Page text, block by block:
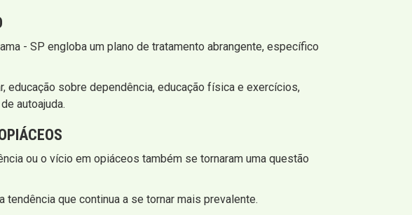
- SP engloba um plano de tratamento abrangente, específico
educação sobre dependência, educação física e exercícios,
autoajuda.
ou o vício em opiáceos também se tornaram uma questão
que continua a se tornar mais prevalente.